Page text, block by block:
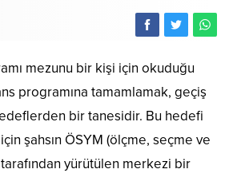
mezunu bir kişi için okuduğu
programına tamamlamak, geçiş
bir tanesidir. Bu hedefi
şahsın ÖSYM (ölçme, seçme ve
yürütülen merkezi bir